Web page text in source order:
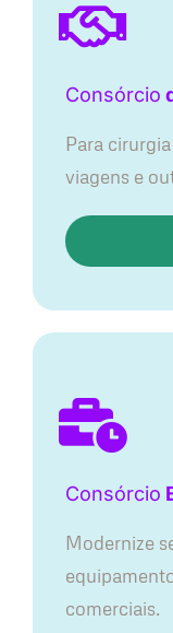
Consórcio
Para
viagens e
Consórcio
Modernize
comerciais.